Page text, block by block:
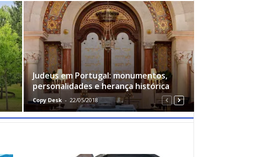
Judeus em Portugal: monumentos,
personalidades e herança histórica
Copy Desk - 22/05/2018